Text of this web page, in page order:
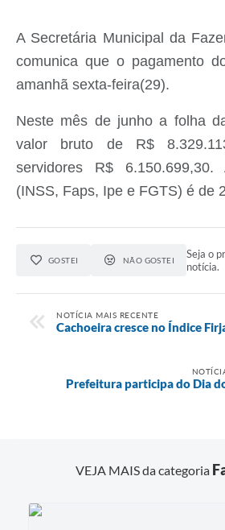
Arquivos para Download
Galeria de Vídeos
Editais
Links
Serviços Online
Telefones Úteis
Agenda
Notícias
A Secretária Municipal da
comunica que o pagamento
amanhã sexta-feira(29).
Neste mês de junho a folha
valor bruto de R$
servidores R$ 6.150.699,30.
(INSS, Faps, Ipe e FGTS) é de
GOSTEI NÃO GOSTEI
Seja o
notícia.
NOTÍCIA MAIS RECENTE
Cachoeira cresce no Índice
Prefeitura participa do Dia
VEJA MAIS da categoria